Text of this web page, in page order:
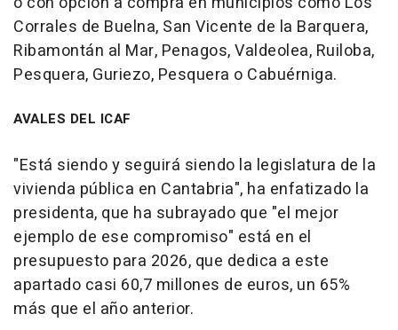
Corrales de Buelna, San Vicente de la Barquera,
Ribamontán al Mar, Penagos, Valdeolea, Ruiloba,
Pesquera, Guriezo, Pesquera o Cabuérniga.
AVALES DEL ICAF
"Está siendo y seguirá siendo la legislatura de la
vivienda pública en Cantabria", ha enfatizado la
presidenta, que ha subrayado que "el mejor
ejemplo de ese compromiso" está en el
presupuesto para 2026, que dedica a este
apartado casi 60,7 millones de euros, un 65%
más que el año anterior.